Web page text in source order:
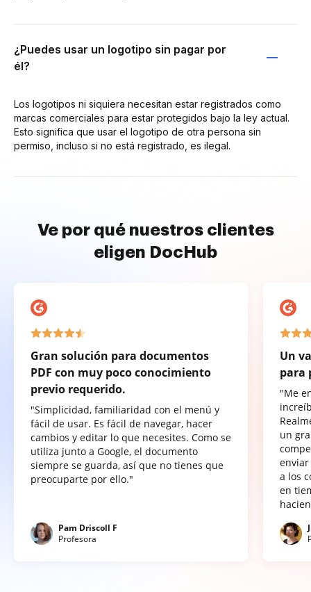
¿Puedes usar un logotipo sin pagar por
él?
Los logotipos ni siquiera necesitan estar registrados como
marcas comerciales para estar protegidos bajo la ley actual.
Esto significa que usar el logotipo de otra persona sin
permiso, incluso si no está registrado, es ilegal.
Ve por qué nuestros clientes
eligen DocHub
Gran solución para documentos
PDF con muy poco conocimiento
previo requerido.
"Simplicidad, familiaridad con el menú y
fácil de usar. Es fácil de navegar, hacer
cambios y editar lo que necesites. Como se
utiliza junto a Google, el documento
siempre se guarda, así que no tienes que
preocuparte por ello."
Pam Driscoll F
Profesora
Un
para
"Me
un
a los
en